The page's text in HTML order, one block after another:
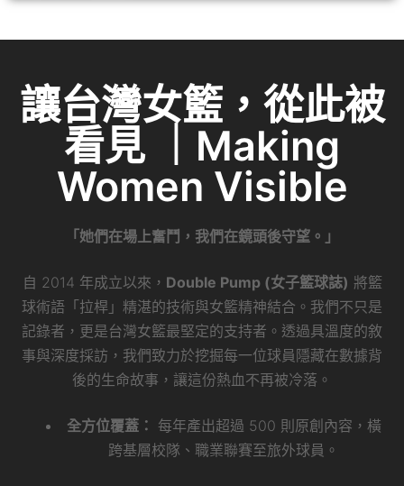
讓台灣女籃，從此被
看見 ｜Making
Women Visible
「她們在場上奮鬥，我們在鏡頭後守望。」
自 2014 年成立以來， Double Pump (女子籃球誌) 將籃
球術語「拉桿」精湛的技術與女籃精神結合。我們不只是
記錄者，更是台灣女籃最堅定的支持者。透過具溫度的敘
事與深度採訪，我們致力於挖掘每一位球員隱藏在數據背
後的生命故事，讓這份熱血不再被冷落。
全方位覆蓋： 每年產出超過 500 則原創內容，橫
跨基層校隊、職業聯賽至旅外球員。